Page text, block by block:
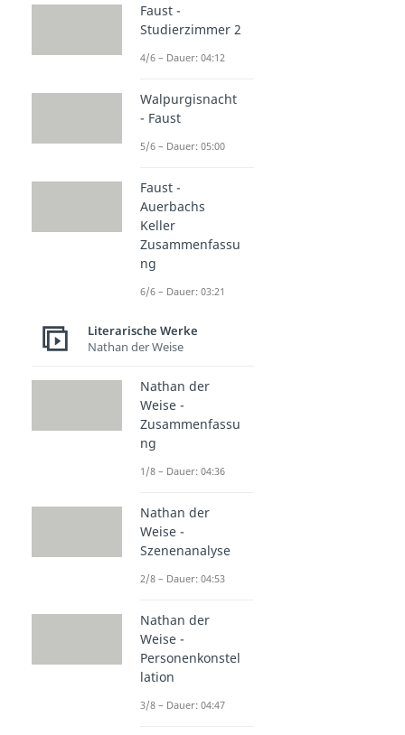
Faust -
Studierzimmer 2
4/6 – Dauer: 04:12
Walpurgisnacht
- Faust
5/6 – Dauer: 05:00
Faust -
Auerbachs
Keller
Zusammenfassu
ng
6/6 – Dauer: 03:21
Literarische Werke
Nathan der Weise
Nathan der
Weise -
Zusammenfassu
ng
1/8 – Dauer: 04:36
Nathan der
Weise -
Szenenanalyse
2/8 – Dauer: 04:53
Nathan der
Weise -
Personenkonstel
lation
3/8 – Dauer: 04:47